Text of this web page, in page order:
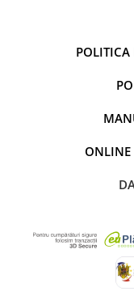
POLITICA
ONLINE